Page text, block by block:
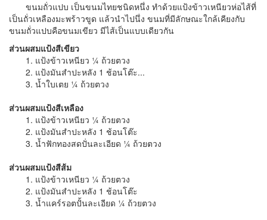
ขนมถั่วแปบ เป็นขนมไทยชนิดหนึ่ง ทำด้วยแป้งข้าวเหนียวห่อไส้ที่
เป็นถั่วเหลืองมะพร้าวขูด แล้วนำไปนึ่ง ขนมที่มีลักษณะใกล้เคียงกับ
ขนมถั่วแปบคือขนมเขียว มีไส้เป็นแบบเดียวกัน
ส่วนผสมแป้งสีเขียว
1. แป้งข้าวเหนียว ¼ ถ้วยตวง
2. แป้งมันสำปะหลัง 1 ช้อนโต๊ะ...
3. น้ำใบเตย ¼ ถ้วยตวง
ส่วนผสมแป้งสีเหลือง
1. แป้งข้าวเหนียว ¼ ถ้วยตวง
2. แป้งมันสำปะหลัง 1 ช้อนโต๊ะ
3. น้ำฟักทองสดปั่นละเอียด ¼ ถ้วยตวง
ส่วนผสมแป้งสีส้ม
1. แป้งข้าวเหนียว ¼ ถ้วยตวง
2. แป้งมันสำปะหลัง 1 ช้อนโต๊ะ
3. น้ำแคร์รอตปั้นละเอียด ¼ ถ้วยตวง